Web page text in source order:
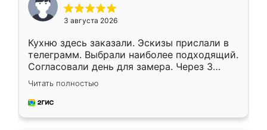
3 августа 2026
Кухню здесь заказали. Эскизы прислали в
телеграмм. Выбрали наиболее подходящий.
Согласовали день для замера. Через 3
недели кухня была уже готова. Остались
довольны работой. Спасибо Ренессанс
мебель за качественную работу!
Читать полностью